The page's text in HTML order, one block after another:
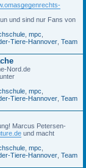
und sind nur Fans von
mpc
Tiere-Hannover Team
Nord.de
mpc
Tiere-Hannover Team
Marcus Petersen-
und macht
mpc
Tiere-Hannover Team